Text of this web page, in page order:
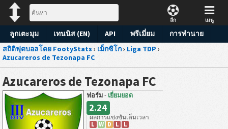
ลีก เมนู
ลูกเตะมุม เทนนิส (EN) API พรีเมี่ยม
การทำนาย
สถิติฟุตบอลโดย FootyStats › เม็กซิโก› Liga TDP ›
Azucareros de Tezonapa FC
Azucareros de Tezonapa FC
ฟอร์ม - เยี่ยมยอด
2.24
ผลการแข่งขันเต็มเวลา
L W D L
L